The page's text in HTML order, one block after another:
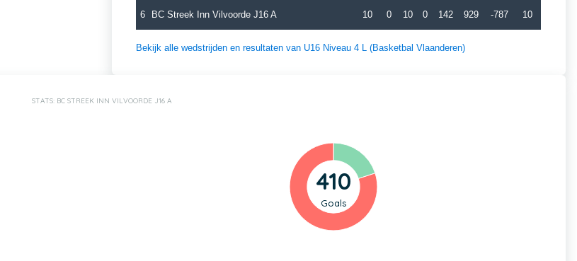
6 BC Streek Inn Vilvoorde J16 A 10 0 10 0 142 929 -787 10
Bekijk alle wedstrijden en resultaten van U16 Niveau 4 L (Basketbal Vlaanderen)
STATS: BC STREEK INN VILVOORDE J16 A
410
Goals